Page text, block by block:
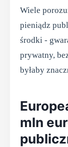
Wiele
pieniądz
środki -
prywatny,
byłaby
mln